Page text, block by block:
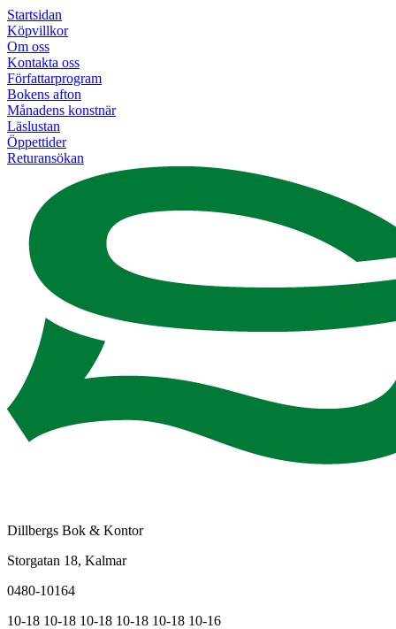
Startsidan
Köpvillkor
Om oss
Kontakta oss
Författarprogram
Bokens afton
Månadens konstnär
Läslustan
Öppettider
Returansökan
Dillbergs Bok & Kontor
Storgatan 18, Kalmar
0480-10164
10-18 10-18 10-18 10-18 10-18 10-16